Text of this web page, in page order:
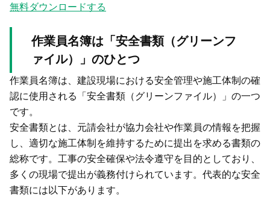
無料ダウンロードする
作業員名簿は「安全書類（グリーンフ
ァイル）」のひとつ
作業員名簿は、建設現場における安全管理や施工体制の確
認に使用される「安全書類（グリーンファイル）」の一つ
です。
安全書類とは、元請会社が協力会社や作業員の情報を把握
し、適切な施工体制を維持するために提出を求める書類の
総称です。工事の安全確保や法令遵守を目的としており、
多くの現場で提出が義務付けられています。代表的な安全
書類には以下があります。